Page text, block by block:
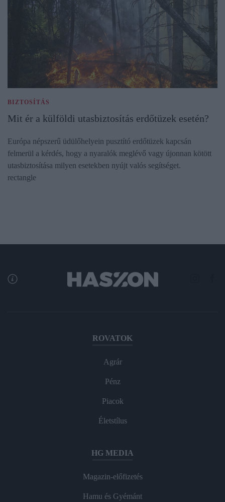
BIZTOSÍTÁS
Mit ér a külföldi utasbiztosítás erdőtüzek esetén?
Európa népszerű üdülőhelyein pusztító erdőtüzek kapcsán
felmerül a kérdés, hogy a nyaralók meglévő vagy újonnan kötött
utasbiztosítása milyen esetekben nyújt valós segítséget.
rectangle
ROVATOK
Agrár
Pénz
Piacok
Életstílus
HG MEDIA
Magazin-előfizetés
Hamu és Gyémánt